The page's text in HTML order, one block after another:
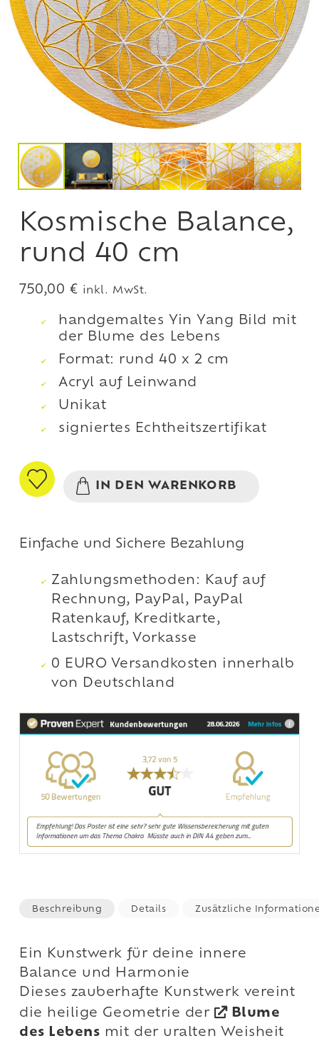
Kosmische Balance,
rund 40 cm
750,00 € inkl. MwSt.
handgemaltes Yin Yang Bild mit
der Blume des Lebens
Format: rund 40 x 2 cm
Acryl auf Leinwand
Unikat
signiertes Echtheitszertifikat
IN DEN WARENKORB
Einfache und Sichere Bezahlung
Zahlungsmethoden: Kauf auf
Rechnung, PayPal, PayPal
Ratenkauf, Kreditkarte,
Lastschrift, Vorkasse
0 EURO Versandkosten innerhalb
von Deutschland
Beschreibung Details Zusätzliche
Ein Kunstwerk für deine innere
Balance und Harmonie
Dieses zauberhafte Kunstwerk vereint
die heilige Geometrie der
Blume
des Lebens mit der uralten Weisheit